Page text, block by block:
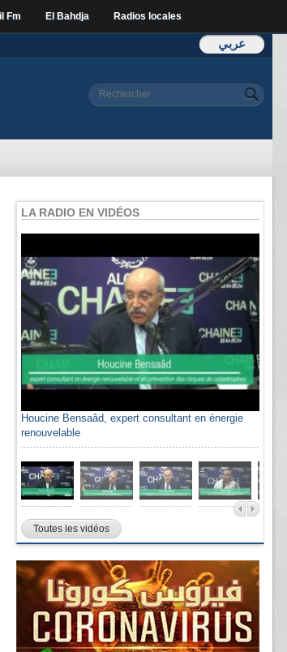
Fm El Bahdja Radios locales
عربي
Formulaire de
Rechercher
LA RADIO EN VIDÉOS
Houcine Bensaâd, expert consultant en énergie
renouvelable
Toutes les vidéos